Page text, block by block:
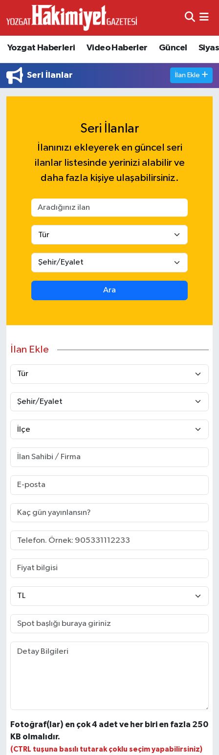
Yozgat Haberleri Video Haberler Güncel
Seri İlanlar İlan Ekle
Seri İlanlar
İlanınızı ekleyerek en güncel seri
ilanlar listesinde yerinizi alabilir ve
daha fazla kişiye ulaşabilirsiniz.
Ara
İlan Ekle
Fotoğraf(lar) en çok 4 adet ve her biri en fazla 250
KB olmalıdır.
(CTRL tuşuna basılı tutarak çoklu seçim yapabilirsiniz)